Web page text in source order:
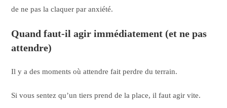
de ne pas la claquer par anxiété.
Quand faut-il agir immédiatement (et ne pas
attendre)
Il y a des moments où attendre fait perdre du terrain.
Si vous sentez qu’un tiers prend de la place, il faut agir vite.